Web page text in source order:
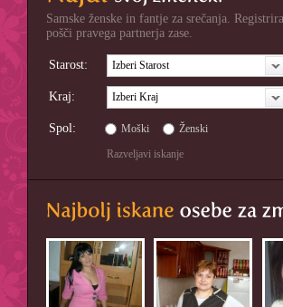
Samske ženske in fantje za srečanja.
pošči pravega partnerja zase.
Starost: Izberi Starost
Kraj: Izberi Kraj
Spol: Moški
Ženski
Razveljavi iskanje